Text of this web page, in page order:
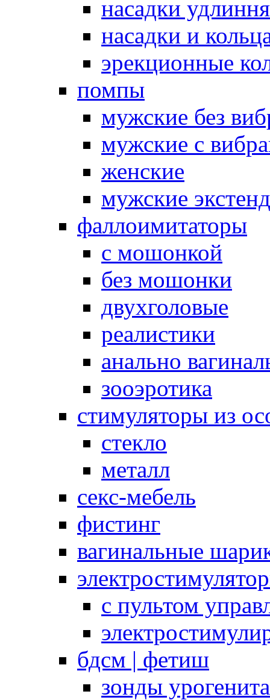
насадки
насадки и
эрекционные
помпы
мужские без
мужские с
женские
мужские
фаллоимитаторы
с мошонкой
без мошонки
двухголовые
реалистики
анально
зооэротика
стимуляторы из
стекло
металл
секс-мебель
фистинг
вагинальные
с пультом
бдсм | фетиш
зонды